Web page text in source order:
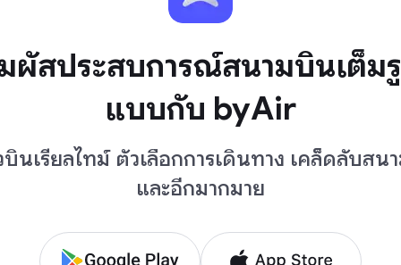
ผัสประสบการณ์สนามบินเต็ม
แบบกับ byAir
บินเรียลไทม์ ตัวเลือกการเดินทาง เคล็ดลับสน
และอีกมากมาย